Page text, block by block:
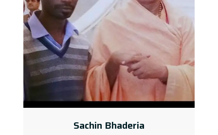
Sachin Bhaderia